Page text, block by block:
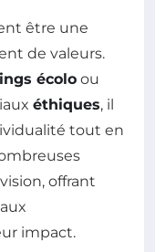
être une
de valeurs.
écolo ou
éthiques, il
tout en
offrant
impact.